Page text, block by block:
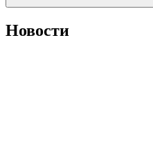
Новости